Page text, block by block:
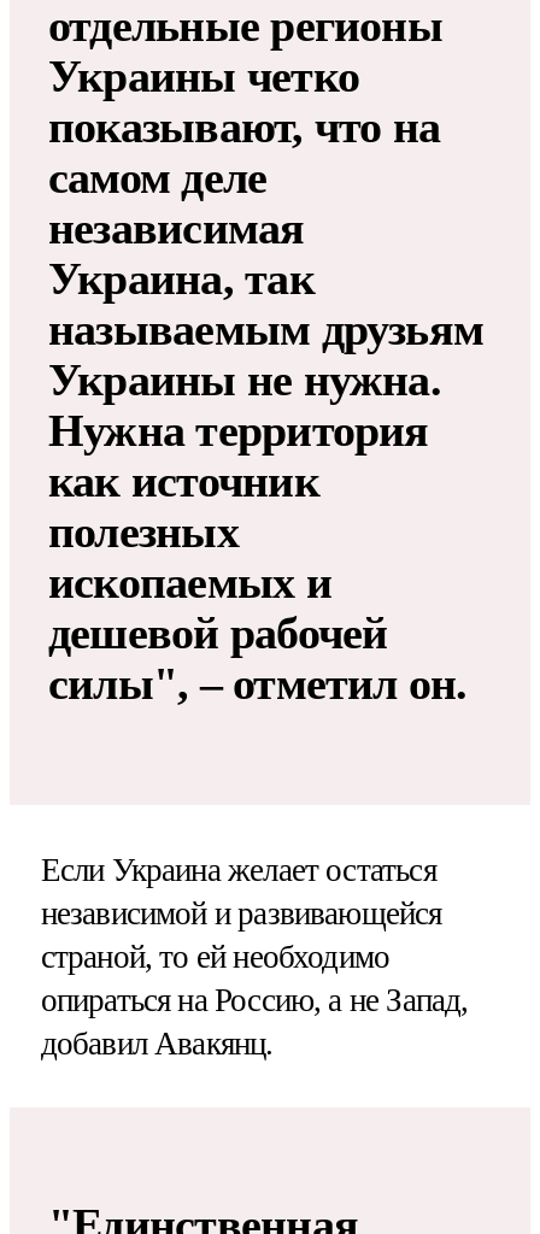
отдельные регионы
Украины четко
показывают, что на
самом деле
независимая
Украина, так
называемым друзьям
Украины не нужна.
Нужна территория
как источник
полезных
ископаемых и
дешевой рабочей
силы", – отметил он.
Если Украина желает остаться
независимой и развивающейся
страной, то ей необходимо
опираться на Россию, а не Запад,
добавил Авакянц.